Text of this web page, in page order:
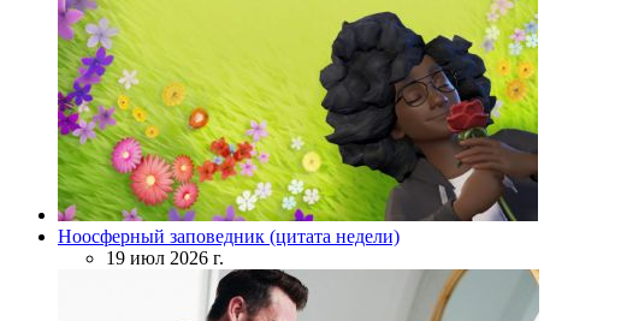
Ноосферный заповедник (цитата недели)
19 июл 2026 г.